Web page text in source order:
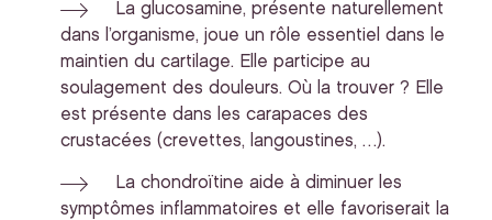
La glucosamine, présente naturellement
dans l’organisme, joue un rôle essentiel dans le
maintien du cartilage. Elle participe au
soulagement des douleurs. Où la trouver ? Elle
est présente dans les carapaces des
crustacées (crevettes, langoustines, …).
La chondroïtine aide à diminuer les
symptômes inflammatoires et elle favoriserait la